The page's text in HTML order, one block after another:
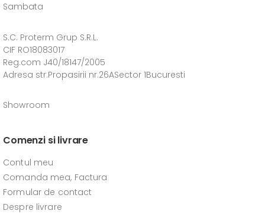
Sambata
S.C. Proterm Grup S.R.L.
CIF RO18083017
Reg.com J40/18147/2005
Adresa str.Propasirii nr.26ASector 1Bucuresti
Showroom
Comenzi si livrare
Contul meu
Comanda mea, Factura
Formular de contact
Despre livrare